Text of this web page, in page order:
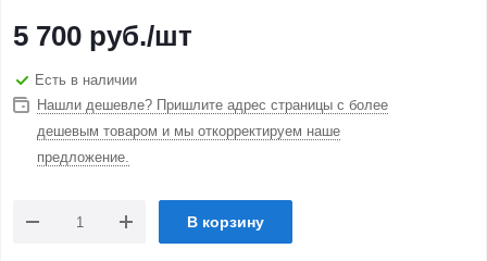
5 700 руб./шт
Есть в наличии
Нашли дешевле? Пришлите адрес страницы с более
дешевым товаром и мы откорректируем наше
предложение.
В корзину